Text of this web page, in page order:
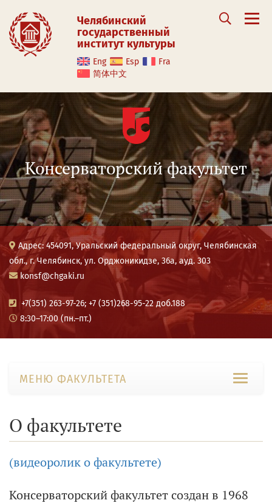
Челябинский
государственный
институт культуры
Eng Esp
Fra
简体中文
Консерваторский факультет
Адрес: 454091, Уральский федеральный округ, Челябинская
обл., г. Челябинск, ул. Орджоникидзе, 36а, ауд. 303
konsf@chgaki.ru
+7(351) 263-97-26; +7 (351)268-95-22 доб.188
8:30–17:00 (пн.–пт.)
МЕНЮ ФАКУЛЬТЕТА
О факультете
(видеоролик о факультете)
Консерваторский факультет создан в 1968